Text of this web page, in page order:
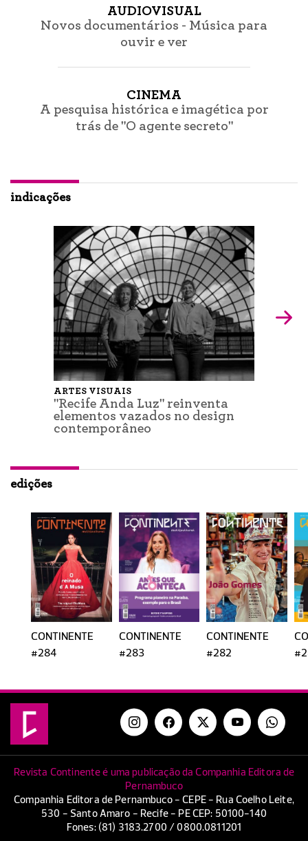
AUDIOVISUAL
Novos documentários - Música para
ouvir e ver
CINEMA
A pesquisa histórica e imagética por
trás de "O agente secreto"
indicações
ARTES VISUAIS
"Recife Anda Luz" reinventa
elementos vazados no design
contemporâneo
edições
CONTINENTE
#284
CONTINENTE
#283
CONTINENTE
#282
Revista Continente é uma publicação da Companhia Editora de
Pernambuco
Companhia Editora de Pernambuco - CEPE - Rua Coelho Leite,
530 - Santo Amaro - Recife - PE CEP: 50100-140
Fones: (81) 3183.2700 / 0800.0811201